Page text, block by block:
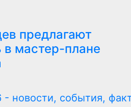
предлагают
в мастер-плане